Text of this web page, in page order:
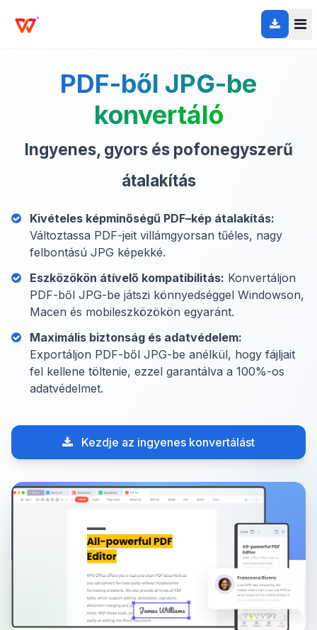
PDF-ből JPG-be
konvertáló
Ingyenes, gyors és pofonegyszerű
átalakítás
Kivételes képminőségű PDF–kép átalakítás:
Változtassa PDF-jeit villámgyorsan tűéles, nagy
felbontású JPG képekké.
Eszközökön átívelő kompatibilitás: Konvertáljon
PDF-ből JPG-be játszi könnyedséggel Windowson,
Macen és mobileszközökön egyaránt.
Maximális biztonság és adatvédelem:
Exportáljon PDF-ből JPG-be anélkül, hogy fájljait
fel kellene töltenie, ezzel garantálva a 100%-os
adatvédelmet.
Kezdje az ingyenes konvertálást